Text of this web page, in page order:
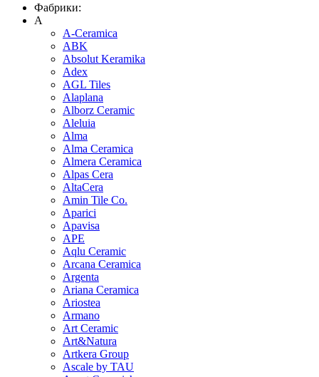
Фабрики:
A
A-Ceramica
ABK
Absolut Keramika
Adex
AGL Tiles
Alaplana
Alborz Ceramic
Aleluia
Alma
Alma Ceramica
Almera Ceramica
Alpas Cera
AltaCera
Amin Tile Co.
Aparici
Apavisa
APE
Aqlu Ceramic
Arcana Ceramica
Argenta
Ariana Ceramica
Ariostea
Armano
Art Ceramic
Art&Natura
Artkera Group
Ascale by TAU